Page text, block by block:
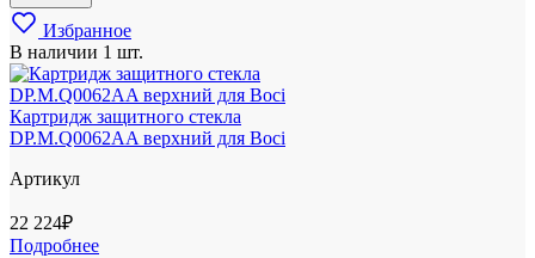
Избранное
В наличии 1 шт.
Картридж защитного стекла
DP.M.Q0062AA верхний для Boci
Артикул
22 224₽
Подробнее